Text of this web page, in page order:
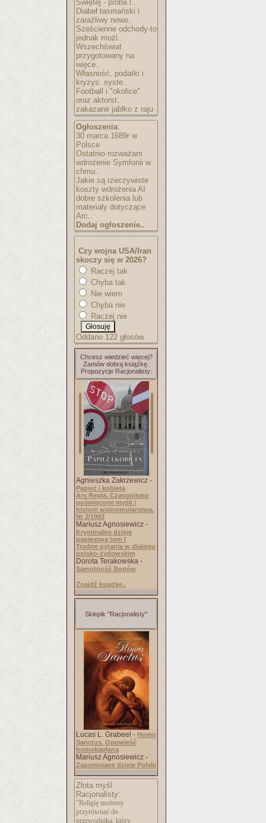
Świętej - próba l..
Diabeł tasmański i
zaraźliwy nowo..
Sześcienne odchody-to
jednak możl..
Wszechświat
przygotowany na
więce..
Własność, podatki i
kryzys: syste..
Football i "okolice"
oraz aktorst..
zakazane jabłko z raju
Ogłoszenia:
30 marca 1689r w
Polsce
Ostatnio rozważam
wdrożenie Symfonii w
chmu..
Jakie są rzeczywiste
koszty wdrożenia AI
dobre szkolenia lub
materiały dotyczące
Arc..
Dodaj ogłoszenie..
Czy wojna USA/Iran
skoczy się w 2026?
Raczej tak
Chyba tak
Nie wiem
Chyba nie
Raczej nie
Oddano 122 głosów.
Chcesz wiedzieć więcej?
Zamów dobrą książkę.
Propozycje Racjonalisty:
Agnieszka Zakrzewicz -
Papież i kobieta
Ars Regia. Czasopismo
poświęcone myśli i
historii wolnomularstwa.
Nr 2/1993
Mariusz Agnosiewicz -
Kryminalne dzieje
papiestwa tom I
Trudne pytania w dialogu
polsko-żydowskim
Dorota Terakowska -
Samotność Bogów
Znajdź książkę..
Sklepik "Racjonalisty"
Lucas L. Grabeel - Homo
Sanctus. Opowieść
homokapłana
Mariusz Agnosiewicz -
Zapomniane dzieje Polski
Złota myśl
Racjonalisty:
"Religię możemy
przyrównać do
przewodnika, który